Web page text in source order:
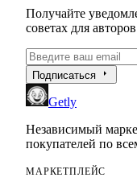
Получайте
советах для
Подписаться arrow_right
Getly
Независимый
покупателей по
МАРКЕТПЛЕЙС